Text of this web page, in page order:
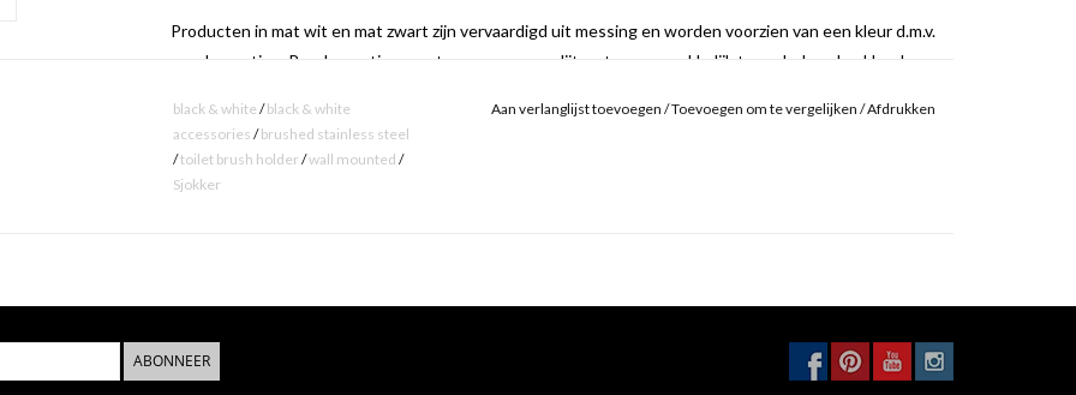
Producten in mat wit en mat zwart zijn vervaardigd uit messing en worden voorzien van een kleur d.m.v.
poedercoating. Poedercoating zorgt voor een zeer slijtvaste en gemakkelijk te onderhouden kleurlaag.
laklagen. Bovendien is dit een zeer milieuvriendelijke methode aangezien er geen oplosmiddelen
gebruikt worden en vrijwel 100% van de lak op het product terecht komt.
toiletborstelhouderwordt op dit plaatje bevestigden vastgezet met een stelschroef.
black & white /black & white
accessories /brushed stainless steel
/toilet brush holder /wall mounted /
Sjokker
Aan verlanglijst toevoegen /Toevoegen om te vergelijken /Afdrukken
ABONNEER